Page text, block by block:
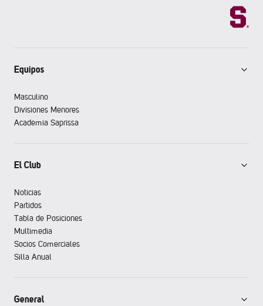
Equipos
Masculino
Divisiones Menores
Academia Saprissa
El Club
Noticias
Partidos
Tabla de Posiciones
Multimedia
Socios Comerciales
Silla Anual
General